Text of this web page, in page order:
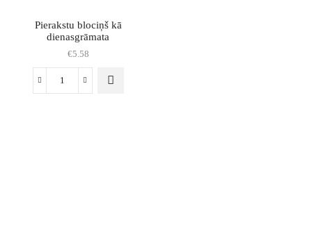
Pierakstu blociņš kā
dienasgrāmata
€5.58
Pierakstu